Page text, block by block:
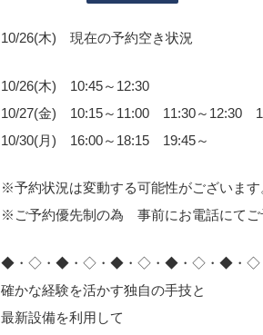
10/26(木) 現在の予約空き状況
10/26(木) 10:45～12:30
10/27(金) 10:15～11:00 11:30～12:30
10/30(月) 16:00～18:15 19:45～
※予約状況は変動する可能性がございます
※ご予約優先制の為 事前にお電話にてご
◆・◇・◆・◇・◆・◇・◆・◇・◆・
確かな経験を活かす独自の手技と
最新設備を利用して